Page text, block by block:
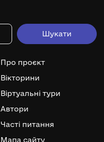
Про проєкт
Вікторини
Віртуальні тури
Автори
Часті питання
Мапа сайту